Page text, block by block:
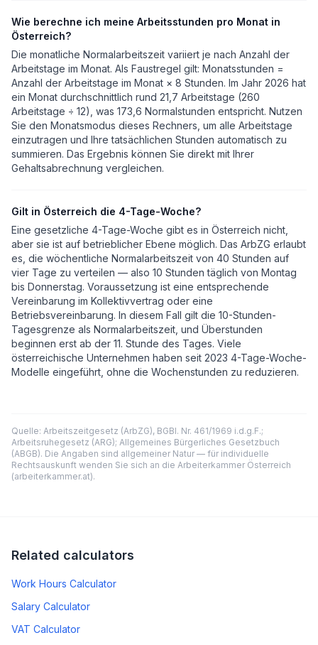
Wie berechne ich meine Arbeitsstunden pro Monat in
Österreich?
Die monatliche Normalarbeitszeit variiert je nach Anzahl der
Arbeitstage im Monat. Als Faustregel gilt: Monatsstunden =
Anzahl der Arbeitstage im Monat × 8 Stunden. Im Jahr 2026 hat
ein Monat durchschnittlich rund 21,7 Arbeitstage (260
Arbeitstage ÷ 12), was 173,6 Normalstunden entspricht. Nutzen
Sie den Monatsmodus dieses Rechners, um alle Arbeitstage
einzutragen und Ihre tatsächlichen Stunden automatisch zu
summieren. Das Ergebnis können Sie direkt mit Ihrer
Gehaltsabrechnung vergleichen.
Gilt in Österreich die 4-Tage-Woche?
Eine gesetzliche 4-Tage-Woche gibt es in Österreich nicht,
aber sie ist auf betrieblicher Ebene möglich. Das ArbZG erlaubt
es, die wöchentliche Normalarbeitszeit von 40 Stunden auf
vier Tage zu verteilen — also 10 Stunden täglich von Montag
bis Donnerstag. Voraussetzung ist eine entsprechende
Vereinbarung im Kollektivvertrag oder eine
Betriebsvereinbarung. In diesem Fall gilt die 10-Stunden-
Tagesgrenze als Normalarbeitszeit, und Überstunden
beginnen erst ab der 11. Stunde des Tages. Viele
österreichische Unternehmen haben seit 2023 4-Tage-Woche-
Modelle eingeführt, ohne die Wochenstunden zu reduzieren.
Quelle: Arbeitszeitgesetz (ArbZG), BGBl. Nr. 461/1969 i.d.g.F.;
Arbeitsruhegesetz (ARG); Allgemeines Bürgerliches Gesetzbuch
(ABGB). Die Angaben sind allgemeiner Natur — für individuelle
Rechtsauskunft wenden Sie sich an die Arbeiterkammer Österreich
(arbeiterkammer.at).
Related calculators
Work Hours Calculator
Salary Calculator
VAT Calculator